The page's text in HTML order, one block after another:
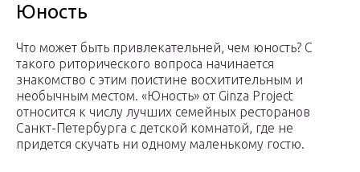
Юность
Что может быть привлекательней, чем юность? С
такого риторического вопроса начинается
знакомство с этим поистине восхитительным и
необычным местом. «Юность» от Ginza Project
относится к числу лучших семейных ресторанов
Санкт-Петербурга с детской комнатой, где не
придется скучать ни одному маленькому гостю.